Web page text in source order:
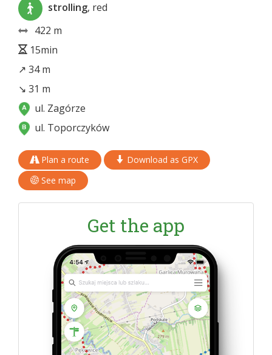
strolling, red
422 m
15min
↗ 34 m
↘ 31 m
ul. Zagórze
ul. Toporczyków
Plan a route
Download as GPX
See map
Get the app